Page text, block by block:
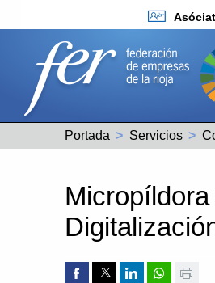
Portada Servicios
Compartir por Facebook
Compartir por
Compartir